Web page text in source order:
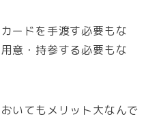
ードを手渡す必要もな
意・持参する必要もな
いてもメリット大なんで